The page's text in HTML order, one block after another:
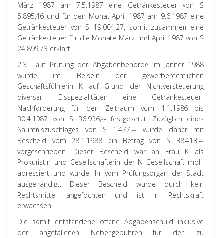
März 1987 am 7.5.1987 eine Getränkesteuer von S
5.895,46 und für den Monat April 1987 am 9.6.1987 eine
Getränkesteuer von S 19.004,27, somit zusammen eine
Getränkesteuer für die Monate März und April 1987 von S
24.899,73 erklärt.
2.3. Laut Prüfung der Abgabenbehörde im Jänner 1988
wurde im Beisein der gewerberechtlichen
Geschäftsführerin K auf Grund der Nichtversteuerung
diverser Eisspezialitäten eine Getränkesteuer-
Nachforderung für den Zeitraum vom 1.1.1986 bis
30.4.1987 von S 36.936,-- festgesetzt. Zuzüglich eines
Säumniszuschlages von S 1.477,-- wurde daher mit
Bescheid vom 28.1.1988 ein Betrag von S 38.413,--
vorgeschrieben. Dieser Bescheid war an Frau K als
Prokuristin und Gesellschafterin der N Gesellschaft mbH
adressiert und wurde ihr vom Prüfungsorgan der Stadt
ausgehändigt. Dieser Bescheid wurde durch kein
Rechtsmittel angefochten und ist in Rechtskraft
erwachsen.
Die somit entstandene offene Abgabenschuld inklusive
der angefallenen Nebengebühren für den zu